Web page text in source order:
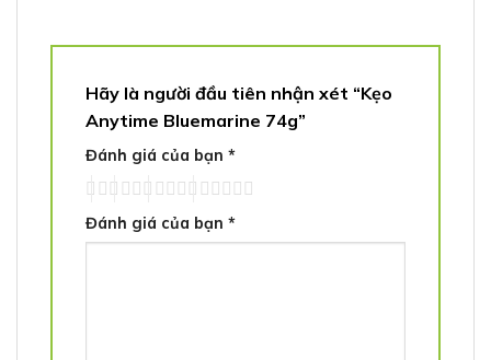
Hãy là người đầu tiên nhận xét “Kẹo
Anytime Bluemarine 74g”
Đánh giá của bạn *
Đánh giá của bạn *